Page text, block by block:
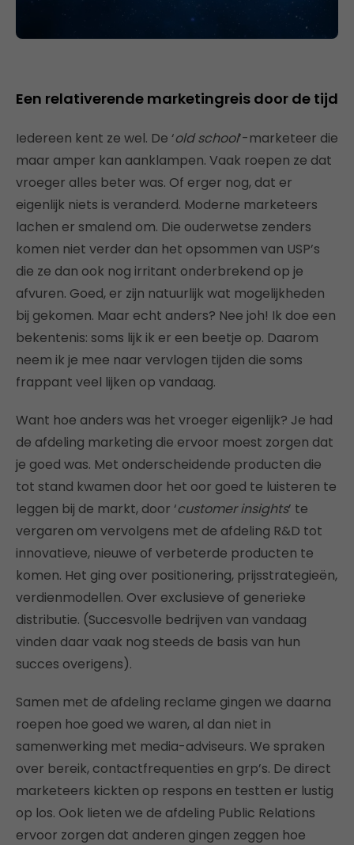
Een relativerende marketingreis door de tijd
Iedereen kent ze wel. De ‘old school’-marketeer die
maar amper kan aanklampen. Vaak roepen ze dat
vroeger alles beter was. Of erger nog, dat er
eigenlijk niets is veranderd. Moderne marketeers
lachen er smalend om. Die ouderwetse zenders
komen niet verder dan het opsommen van USP’s
die ze dan ook nog irritant onderbrekend op je
afvuren. Goed, er zijn natuurlijk wat mogelijkheden
bij gekomen. Maar echt anders? Nee joh! Ik doe een
bekentenis: soms lijk ik er een beetje op. Daarom
neem ik je mee naar vervlogen tijden die soms
frappant veel lijken op vandaag.
Want hoe anders was het vroeger eigenlijk? Je had
de afdeling marketing die ervoor moest zorgen dat
je goed was. Met onderscheidende producten die
tot stand kwamen door het oor goed te luisteren te
leggen bij de markt, door ‘customer insights’ te
vergaren om vervolgens met de afdeling R&D tot
innovatieve, nieuwe of verbeterde producten te
komen. Het ging over positionering, prijsstrategieën,
verdienmodellen. Over exclusieve of generieke
distributie. (Succesvolle bedrijven van vandaag
vinden daar vaak nog steeds de basis van hun
succes overigens).
Samen met de afdeling reclame gingen we daarna
roepen hoe goed we waren, al dan niet in
samenwerking met media-adviseurs. We spraken
over bereik, contactfrequenties en grp’s. De direct
marketeers kickten op respons en testten er lustig
op los. Ook lieten we de afdeling Public Relations
ervoor zorgen dat anderen gingen zeggen hoe